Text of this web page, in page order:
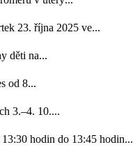
23. října 2025 ve...
děti na...
od 8...
3.–4. 10....
hodin do 13:45 hodin...